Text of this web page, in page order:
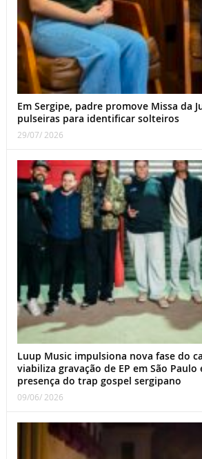
Em Sergipe, padre promove Missa da
pulseiras para identificar solteiros
29/07/ 2026
Luup Music impulsiona nova fase do
viabiliza gravação de EP em São
presença do trap gospel sergipano
09/06/ 2026